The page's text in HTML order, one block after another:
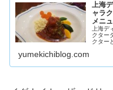
上海
ャラ
メニ
上海
クター
クター
んな
yumekichiblog.com